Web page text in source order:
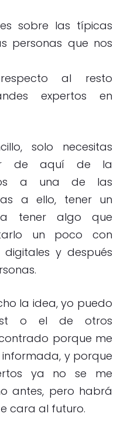
sobre las típicas
personas que nos
respecto al resto
expertos en
solo necesitas
de aquí de la
a una de las
a ello, tener un
tener algo que
un poco con
y después
la idea, yo puedo
o el de otros
porque me
y porque
ya no se me
antes, pero habrá
cara al futuro.